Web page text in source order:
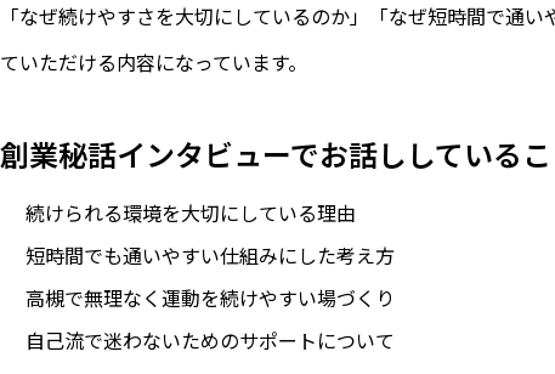
「なぜ続けやすさを大切にしているのか」「なぜ短時間で通
ていただける内容になっています。
創業秘話インタビューでお話ししているこ
続けられる環境を大切にしている理由
短時間でも通いやすい仕組みにした考え方
高槻で無理なく運動を続けやすい場づくり
自己流で迷わないためのサポートについて